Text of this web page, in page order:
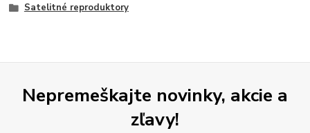
Satelitné reproduktory
Nepremeškajte novinky, akcie a
zľavy!